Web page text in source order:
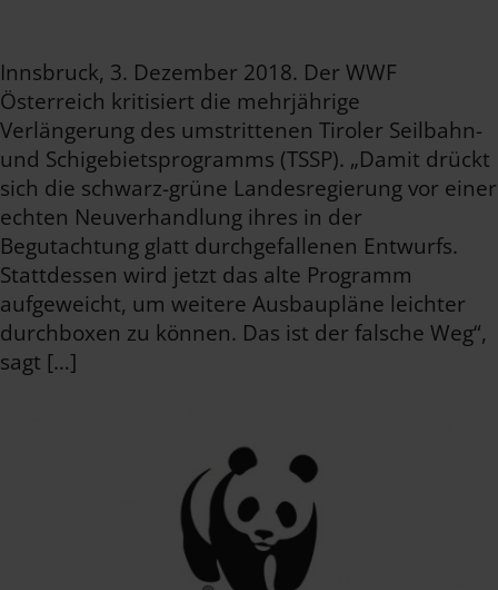
Innsbruck, 3. Dezember 2018. Der WWF
Österreich kritisiert die mehrjährige
Verlängerung des umstrittenen Tiroler Seilbahn-
und Schigebietsprogramms (TSSP). „Damit drückt
sich die schwarz-grüne Landesregierung vor einer
echten Neuverhandlung ihres in der
Begutachtung glatt durchgefallenen Entwurfs.
Stattdessen wird jetzt das alte Programm
aufgeweicht, um weitere Ausbaupläne leichter
durchboxen zu können. Das ist der falsche Weg“,
sagt […]